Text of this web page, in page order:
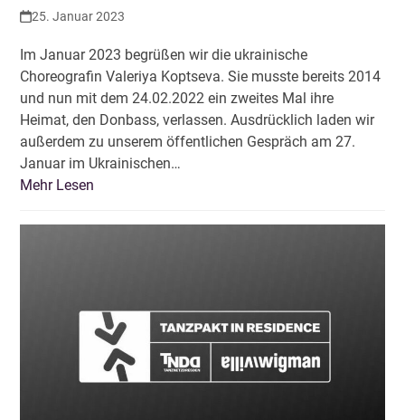
25. Januar 2023
Im Januar 2023 begrüßen wir die ukrainische
Choreografin Valeriya Koptseva. Sie musste bereits 2014
und nun mit dem 24.02.2022 ein zweites Mal ihre
Heimat, den Donbass, verlassen. Ausdrücklich laden wir
außerdem zu unserem öffentlichen Gespräch am 27.
Januar im Ukrainischen…
Mehr Lesen